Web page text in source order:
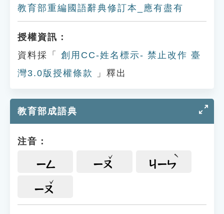
教育部重編國語辭典修訂本_應有盡有
授權資訊：
資料採「
創用CC-姓名標示- 禁止改作 臺
灣3.0版授權條款
」釋出
教育部成語典
注音：
ㄧㄥ ㄧㄡ ㄐㄧㄣ
ㄧㄡ